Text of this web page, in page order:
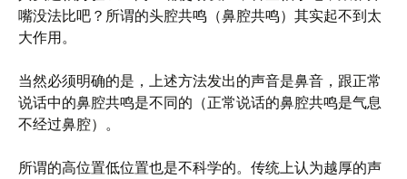
嘴没法比吧？所谓的头腔共鸣（鼻腔共鸣）其实起不到太
大作用。
当然必须明确的是，上述方法发出的声音是鼻音，跟正常
说话中的鼻腔共鸣是不同的（正常说话的鼻腔共鸣是气息
不经过鼻腔）。
所谓的高位置低位置也是不科学的。传统上认为越厚的声